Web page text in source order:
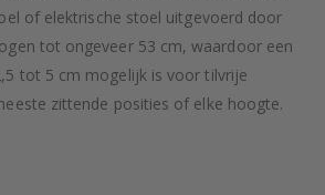
of elektrische stoel uitgevoerd door
tot ongeveer 53 cm, waardoor een
tot 5 cm mogelijk is voor tilvrije
zittende posities of elke hoogte.